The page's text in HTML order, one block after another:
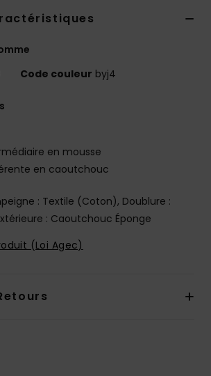
Code couleur byj4
en mousse
en caoutchouc
: Textile (Coton), Doublure :
: Caoutchouc Éponge
(Loi Agec)